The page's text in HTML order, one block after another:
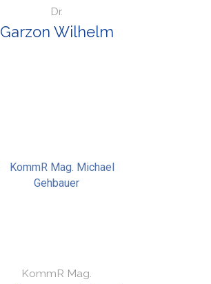
Dr.
Garzon Wilhelm
KommR Mag.